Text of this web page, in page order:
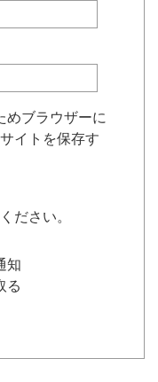
めブラウザーに
イトを保存す
ださい。
知
る